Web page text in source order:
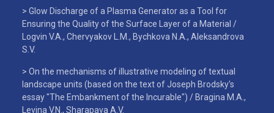
> Glow Discharge of a Plasma Generator as a Tool for
Ensuring the Quality of the Surface Layer of a Material /
Logvin V.A., Chervyakov L.M., Bychkova N.A., Aleksandrova
S.V.
> On the mechanisms of illustrative modeling of textual
landscape units (based on the text of Joseph Brodsky's
essay "The Embankment of the Incurable") / Bragina M.A.,
Levina V.N., Sharapava A.V.